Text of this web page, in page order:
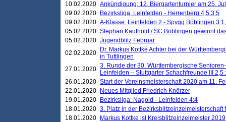
10.02.2020 Ankündigung: 12. Biergartenturnier am 25.
09.02.2020
Bezirksliga: Leinfelden - Herrenberg 4,5:3,5
09.02.2020 A-Klasse: Leinfelden 2 - Spvgg Böblingen 3
05.02.2020 Stephan Kaufhold / SC Böblingen gewinnt
05.02.2020 Jugendblitz Februar
02.02.2020
Dr. Markus Kottke Achter bei der
in Tuttlingen
27.01.2020 3. Runde der 30. Württembergische
Leinfelden – Stuttgarter Schachfreunde III 2,5
26.01.2020 Start der Vereinsmeisterschaft 2020 am 11.
22.01.2020
Neues Mitglied Friedrich Knörzer
19.01.2020
Bezirksliga: Nagold - Leinfelden 4:4
18.01.2020 3. Platz in der Bezirksblitzeinzelmeisterschaft
18.01.2020
Markus Kottke ist Kreisblitzeinzelmeister 2019